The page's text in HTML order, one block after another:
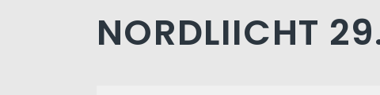
NORDLIICHT